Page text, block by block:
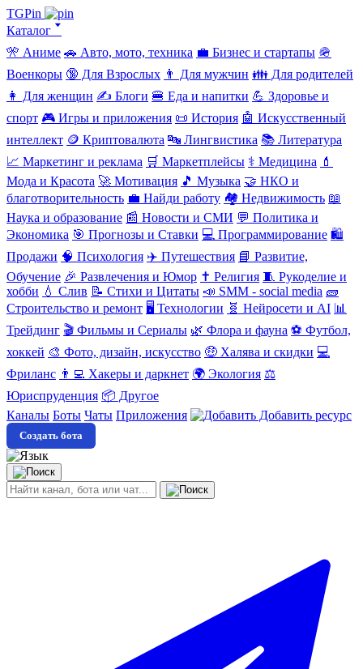
TGPin
Каталог 🢓
🎌 Аниме 🚗 Авто, мото, техника 💼 Бизнес и стартапы 🪖
Военкоры 🔞 Для Взрослых 👨 Для мужчин 👪 Для родителей
👩 Для женщин ✍️ Блоги 🍔 Еда и напитки 💪 Здоровье и
спорт 🎮 Игры и приложения 📜 История 🤖 Искусственный
интеллект 🪙 Криптовалюта 🔤 Лингвистика 📚 Литература
📈 Маркетинг и реклама 🛒 Маркетплейсы ⚕️ Медицина 💄
Мода и Красота 🚀 Мотивация 🎵 Музыка 🤝 НКО и
благотворительность 💼 Найди работу 🏘️ Недвижимость 📖
Наука и образование 📰 Новости и СМИ 💬 Политика и
Экономика 🎯 Прогнозы и Ставки 💻 Программирование 🛍️
Продажи 🧠 Психология ✈️ Путешествия 📘 Развитие,
Обучение 🎉 Развлечения и Юмор ✝️ Религия 🧵 Рукоделие и
хобби 💧 Слив 📝 Стихи и Цитаты 📣 SMM - social media 🧱
Строительство и ремонт 🖥️ Технологии 🧬 Нейросети и AI 📊
Трейдинг 🎬 Фильмы и Сериалы 🌿 Флора и фауна ⚽ Футбол,
хоккей 🎨 Фото, дизайн, искусство 🤑 Халява и скидки 💻
Фриланс 👨‍💻 Хакеры и даркнет 🌍 Экология ⚖️
Юриспруденция 📦 Другое
Каналы Боты Чаты Приложения Добавить ресурс
Создать бота